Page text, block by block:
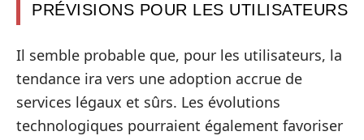
PRÉVISIONS POUR LES UTILISATEURS
Il semble probable que, pour les utilisateurs, la
tendance ira vers une adoption accrue de
services légaux et sûrs. Les évolutions
technologiques pourraient également favoriser